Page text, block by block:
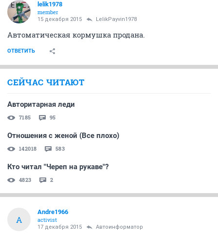
lelik1978
member
15 декабря 2015 LelikPayvin1978
Автоматическая кормушка продана.
ОТВЕТИТЬ
СЕЙЧАС ЧИТАЮТ
Авторитарная леди
7185 95
Отношения с женой (Все плохо)
142018 583
Кто читал "Череп на рукаве"?
4823 2
A
Andre1966
activist
17 декабря 2015 Автоинформатор